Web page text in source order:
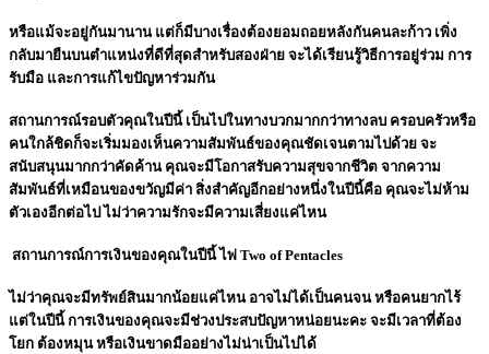
หรือแม้จะอยู่กันมานาน แต่ก็มีบางเรื่องต้องยอมถอยหลังกันคนละก้าว เพิ่ง
กลับมายืนบนตำแหน่งที่ดีที่สุดสำหรับสองฝ่าย จะได้เรียนรู้วิธีการอยู่ร่วม การ
รับมือ และการแก้ไขปัญหาร่วมกัน
สถานการณ์รอบตัวคุณในปีนี้ เป็นไปในทางบวกมากกว่าทางลบ ครอบครัวหรือ
คนใกล้ชิดก็จะเริ่มมองเห็นความสัมพันธ์ของคุณชัดเจนตามไปด้วย จะ
สนับสนุนมากกว่าคัดค้าน คุณจะมีโอกาสรับความสุขจากชีวิต จากความ
สัมพันธ์ที่เหมือนของขวัญมีค่า สิ่งสำคัญอีกอย่างหนึ่งในปีนี้คือ คุณจะไม่ห้าม
ตัวเองอีกต่อไป ไม่ว่าความรักจะมีความเสี่ยงแค่ไหน
สถานการณ์การเงินของคุณในปีนี้ ไพ่ Two of Pentacles
ไม่ว่าคุณจะมีทรัพย์สินมากน้อยแค่ไหน อาจไม่ได้เป็นคนจน หรือคนยากไร้
แต่ในปีนี้ การเงินของคุณจะมีช่วงประสบปัญหาหน่อยนะคะ จะมีเวลาที่ต้อง
โยก ต้องหมุน หรือเงินขาดมืออย่างไม่น่าเป็นไปได้